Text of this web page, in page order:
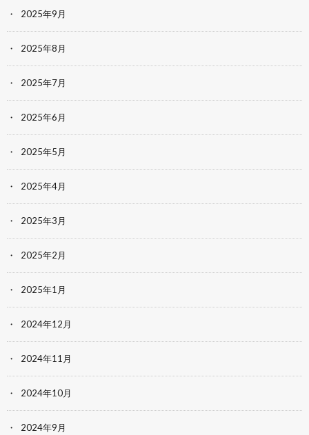
2025年9月
2025年8月
2025年7月
2025年6月
2025年5月
2025年4月
2025年3月
2025年2月
2025年1月
2024年12月
2024年11月
2024年10月
2024年9月